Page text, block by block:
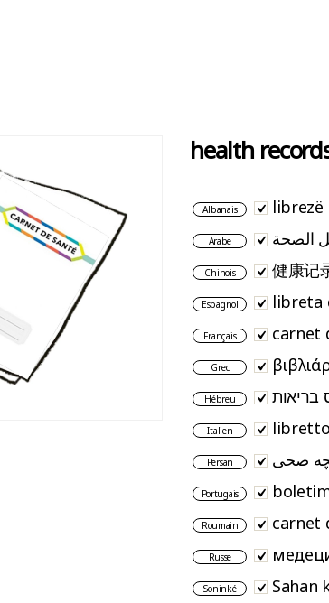
health
Albanais
Arabe الصحة
Chinois 健康记
Espagnol libreta
Français carnet
Grec
Hébreu בריאות
Italien
Persan صحی
Portugais
Roumain carnet
Russe
Soninké Sahan